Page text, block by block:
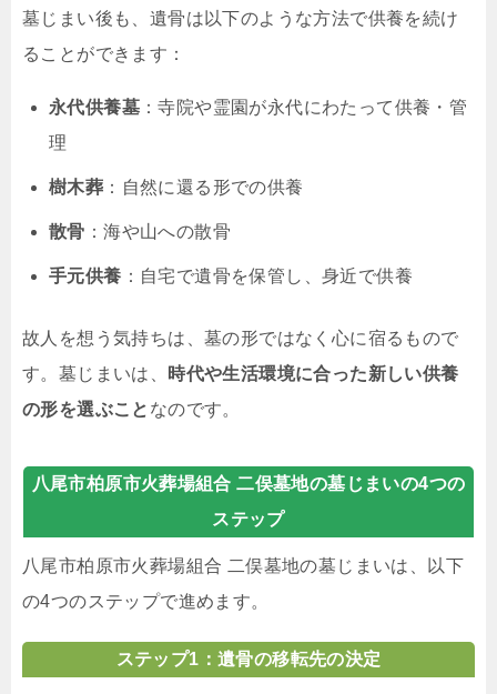
墓じまい後も、遺骨は以下のような方法で供養を続け
ることができます：
永代供養墓 ：寺院や霊園が永代にわたって供養・管
理
樹木葬 ：自然に還る形での供養
散骨 ：海や山への散骨
手元供養 ：自宅で遺骨を保管し、身近で供養
故人を想う気持ちは、墓の形ではなく心に宿るもので
す。墓じまいは、
時代や生活環境に合った新しい供養
の形を選ぶこと なのです。
八尾市柏原市火葬場組合 二俣墓地の墓じまいの4つの
ステップ
八尾市柏原市火葬場組合 二俣墓地の墓じまいは、以下
の4つのステップで進めます。
ステップ1：遺骨の移転先の決定